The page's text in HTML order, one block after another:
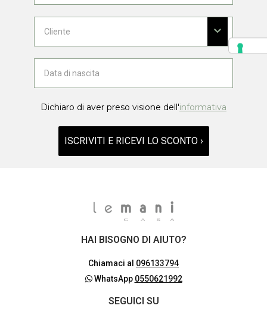
Dichiaro di aver preso visione dell'informativa
ISCRIVITI E RICEVI LO SCONTO ›
HAI BISOGNO DI AIUTO?
Chiamaci al 096133794
WhatsApp 0550621992
SEGUICI SU